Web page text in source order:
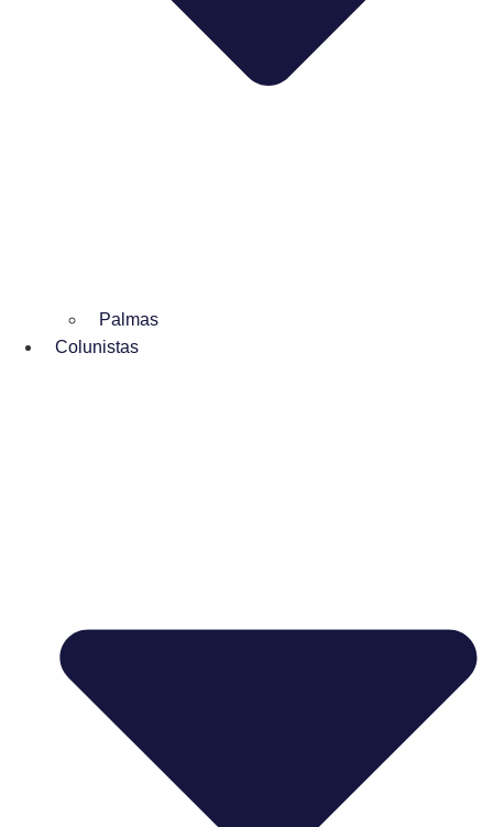
Palmas
Colunistas